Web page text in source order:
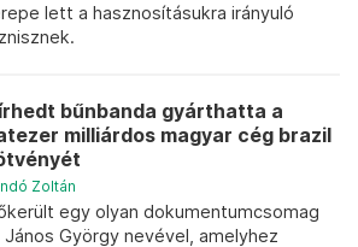
lett a hasznosításukra irányuló
bűnbanda gyárthatta a
milliárdos magyar cég brazil
Zoltán
egy olyan dokumentumcsomag
János György nevével, amelyhez